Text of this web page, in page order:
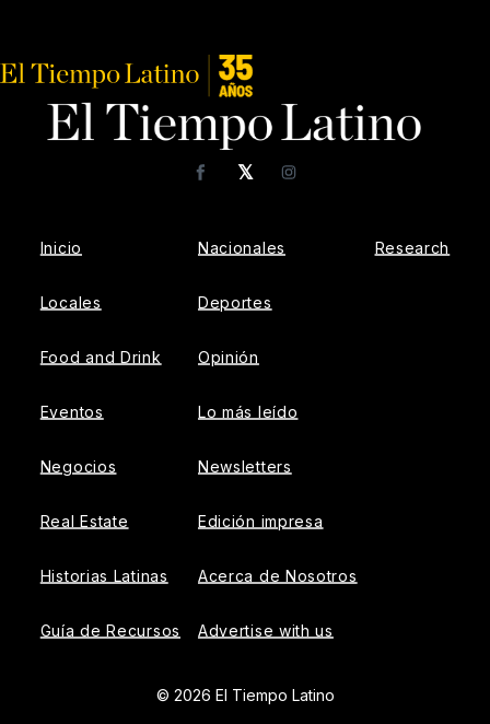
𝕏
FacebookInstagram
Inicio
Locales
Food and Drink
Eventos
Negocios
Real Estate
Historias Latinas
Guía de Recursos
Nacionales
Deportes
Opinión
Lo más leído
Newsletters
Edición impresa
Acerca de Nosotros
Advertise with us
Research
© 2026 El Tiempo Latino